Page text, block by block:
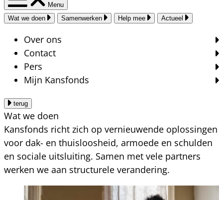
Menu
Wat we doen
Samenwerken Help mee Actueel
Over ons
Contact
Pers
Mijn Kansfonds
terug
Wat we doen
Kansfonds richt zich op vernieuwende oplossingen
voor dak- en thuisloosheid, armoede en schulden
en sociale uitsluiting. Samen met vele partners
werken we aan structurele verandering.